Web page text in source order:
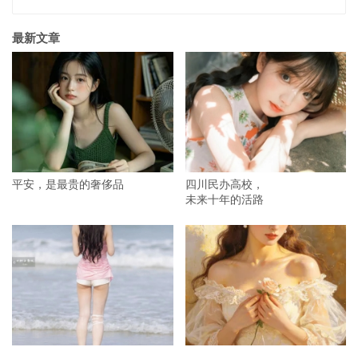
最新文章
平安，是最贵的奢侈品
四川民办高校，
未来十年的活路